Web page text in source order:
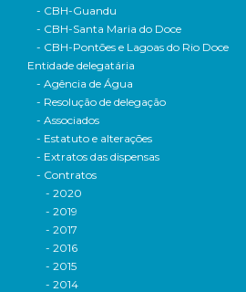
- CBH-Guandu
- CBH-Santa Maria do Doce
- CBH-Pontões e Lagoas do Rio Doce
Entidade delegatária
- Agência de Água
- Resolução de delegação
- Associados
- Estatuto e alterações
- Extratos das dispensas
- Contratos
- 2020
- 2019
- 2017
- 2016
- 2015
- 2014